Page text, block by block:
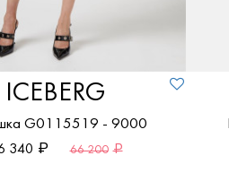
ICEBERG
G0115519 - 9000
340
66 200